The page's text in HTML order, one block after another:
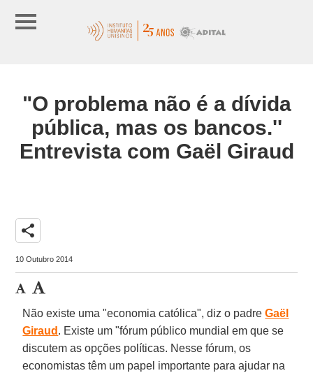
"O problema não é a dívida
pública, mas os bancos.''
Entrevista com Gaël Giraud
share
10 Outubro 2014
Não existe uma "economia católica", diz o padreGaël
Giraud . Existe um "fórum público mundial em que se
discutem as opções políticas. Nesse fórum, os
economistas têm um papel importante para ajudar na